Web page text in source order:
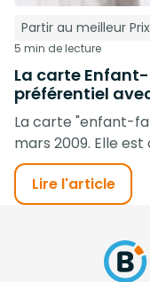
Partir au meilleur Prix
5 min de lecture
La carte
préférentiel
La carte "enfant-
mars 2009. Elle est
Lire l'article